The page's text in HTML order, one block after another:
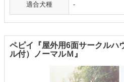
適合犬種 -
ペピイ『屋外用6面サークルハ
ル付）ノーマルＭ』